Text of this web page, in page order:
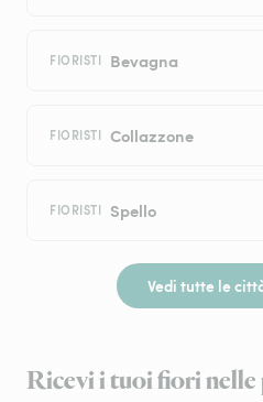
FIORISTI Bevagna
FIORISTI Collazzone
FIORISTI Spello
Vedi tutte le
Ricevi i tuoi fiori